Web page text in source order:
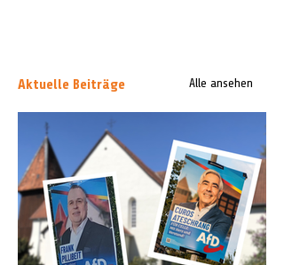
Aktuelle Beiträge Alle ansehen